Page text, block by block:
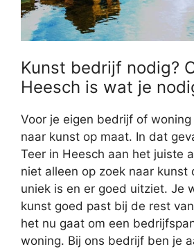
Kunst bedrijf nodig?
Heesch is wat je
Voor je eigen bedrijf of
naar kunst op maat. In dat
Teer in Heesch aan het juiste
niet alleen op zoek naar kunst
uniek is en er goed uitziet. Je
kunst goed past bij de rest
het nu gaat om een
woning. Bij ons bedrijf ben je